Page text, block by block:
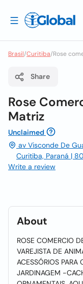
Brasil/Curitiba/Rose
Share
Rose
Matriz
Unclaimed
av Visconde De
Curitiba, Paraná |
Write a review
About
ROSE COMERCIO
VAREJISTA DE
ACESSÓRIOS PARA
JARDINAGEM -